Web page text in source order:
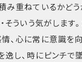
み重ねているかどう
・そういう気がします
、心に常に意識を
逸し、時にピンチで